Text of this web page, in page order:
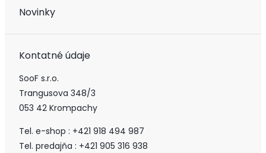
Novinky
Kontatné údaje
SooF s.r.o.
Trangusova 348/3
053 42 Krompachy
Tel. e-shop : +421 918 494 987
Tel. predajňa : +421 905 316 938